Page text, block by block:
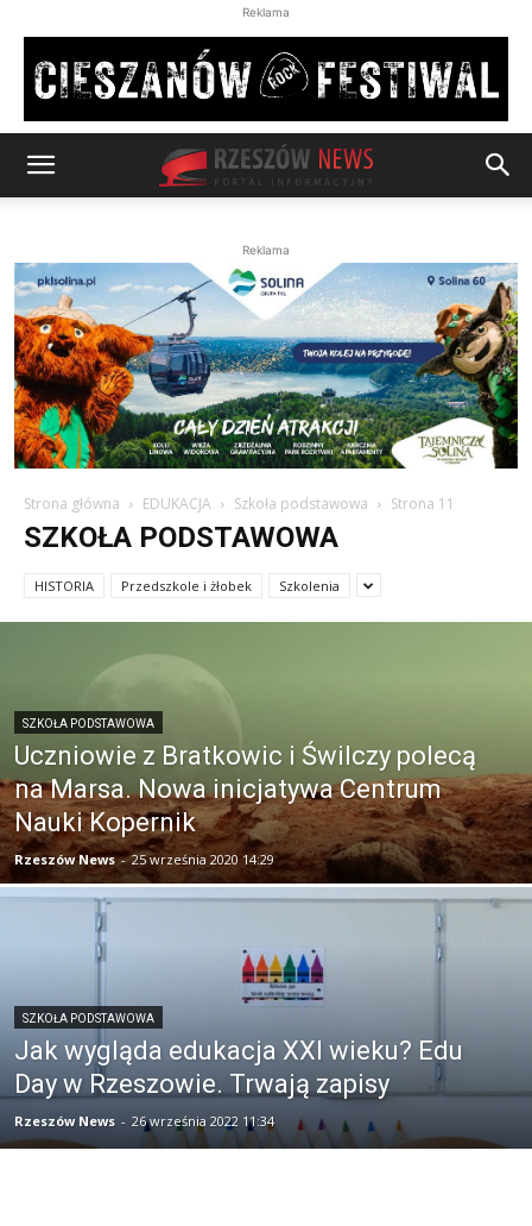
Reklama
Reklama
Strona główna EDUKACJA Szkoła podstawowa Strona 11
SZKOŁA PODSTAWOWA
HISTORIA Przedszkole i żłobek Szkolenia
SZKOŁA PODSTAWOWA
Uczniowie z Bratkowic i Świlczy polecą
na Marsa. Nowa inicjatywa Centrum
Nauki Kopernik
Rzeszów News - 25 września 2020 14:29
SZKOŁA PODSTAWOWA
Jak wygląda edukacja XXI wieku? Edu
Day w Rzeszowie. Trwają zapisy
Rzeszów News - 26 września 2022 11:34